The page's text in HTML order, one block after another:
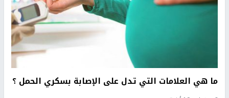
ما هي العلامات التي تدل على الإصابة بسكري الحمل ؟